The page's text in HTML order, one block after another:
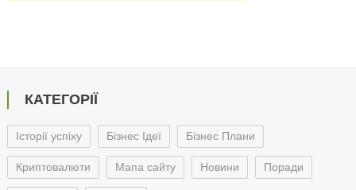
КАТЕГОРІЇ
Історії успіху Бізнес Ідеї Бізнес Плани
Криптовалюти Мапа сайту Новини Поради